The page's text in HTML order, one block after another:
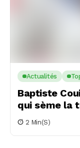
Actualités
Baptiste
qui sème la
2 Min(s)